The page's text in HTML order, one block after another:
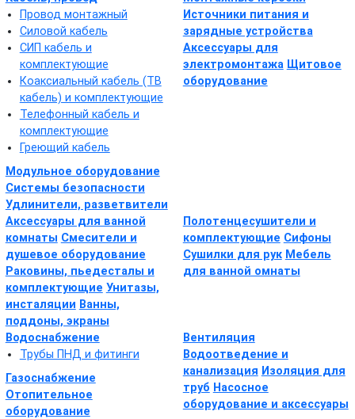
Провод монтажный
Силовой кабель
СИП кабель и
комплектующие
Коаксиальный кабель (ТВ
кабель) и комплектующие
Телефонный кабель и
комплектующие
Греющий кабель
Модульное оборудование
Системы безопасности
Удлинители, разветвители
Источники питания и
зарядные устройства
Аксессуары для
электромонтажа Щитовое
оборудование
Аксессуары для ванной
комнаты Смесители и
душевое оборудование
Раковины, пьедесталы и
комплектующие Унитазы,
инсталяции Ванны,
поддоны, экраны
Полотенцесушители и
комплектующие Сифоны
Сушилки для рук Мебель
для ванной омнаты
Водоснабжение
Трубы ПНД и фитинги
Газоснабжение
Отопительное
оборудование
Вентиляция
Водоотведение и
канализация Изоляция для
труб Насосное
оборудование и аксессуары